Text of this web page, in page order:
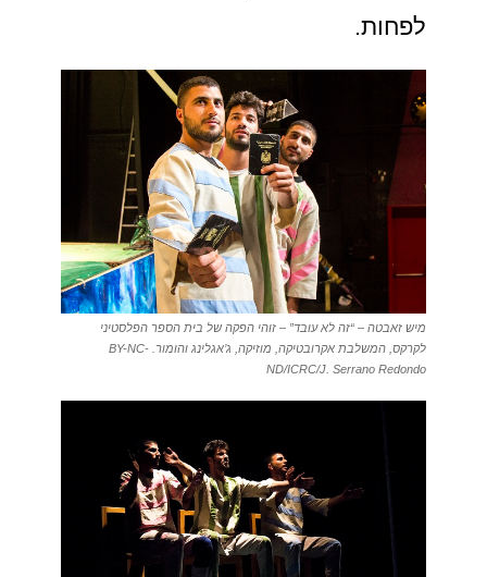
לפחות.
מיש זאבטה – “זה לא עובד” – זוהי הפקה של בית הספר הפלסטיני
לקרקס, המשלבת אקרובטיקה, מוזיקה, ג’אגלינג והומור. BY-NC-
ND/ICRC/J. Serrano Redondo